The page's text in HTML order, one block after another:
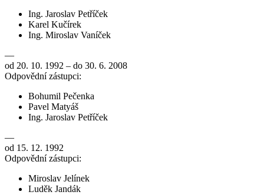
Ing. Jaroslav Petříček
Karel Kučírek
Ing. Miroslav Vaníček
—
od 20. 10. 1992 – do 30. 6. 2008
Odpovědní zástupci:
Bohumil Pečenka
Pavel Matyáš
Ing. Jaroslav Petříček
—
od 15. 12. 1992
Odpovědní zástupci:
Miroslav Jelínek
Luděk Jandák